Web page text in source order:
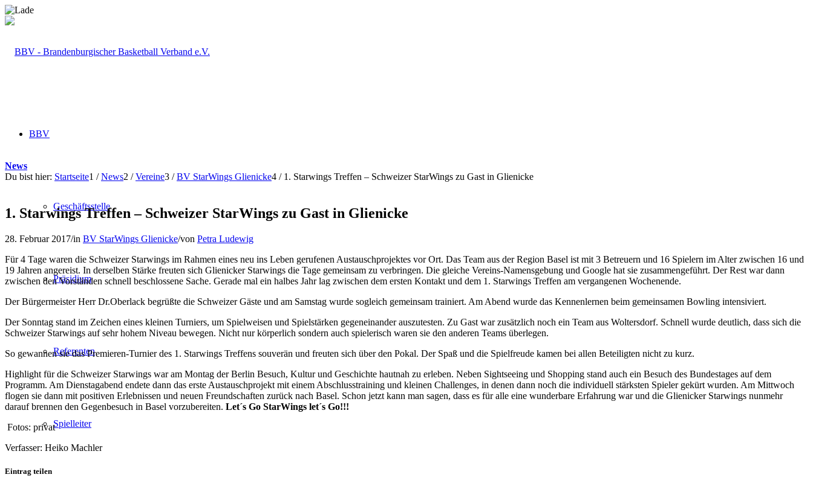
BBV
Geschäftsstelle
Präsidium
Referenten
Spielleiter
News
Du bist hier: Startseite1 / News2 / Vereine3 / BV StarWings Glienicke4 / 1. Starwings Treffen – Schweizer StarWings zu Gast in Glienicke
1. Starwings Treffen – Schweizer StarWings zu Gast in Glienicke
28. Februar 2017/in BV StarWings Glienicke/von Petra Ludewig
Für 4 Tage waren die Schweizer Starwings im Rahmen eines neu ins Leben gerufenen Austauschprojektes vor Ort. Das Team aus der Region Basel ist mit 3 Betreuern und 16 Spielern im Alter zwischen 16 und
19 Jahren angereist. In derselben Stärke freuten sich Glienicker Starwings die Tage gemeinsam zu verbringen. Die gleiche Vereins-Namensgebung und Google hat sie zusammengeführt. Der Rest war dann
zwischen den Vorständen schnell beschlossene Sache. Gerade mal ein halbes Jahr lag zwischen dem ersten Kontakt und dem 1. Starwings Treffen am vergangenen Wochenende.
Der Bürgermeister Herr Dr.Oberlack begrüßte die Schweizer Gäste und am Samstag wurde sogleich gemeinsam trainiert. Am Abend wurde das Kennenlernen beim gemeinsamen Bowling intensiviert.
Der Sonntag stand im Zeichen eines kleinen Turniers, um Spielweisen und Spielstärken gegeneinander auszutesten. Zu Gast war zusätzlich noch ein Team aus Woltersdorf. Schnell wurde deutlich, dass sich die
Schweizer Starwings auf sehr hohem Niveau bewegen. Nicht nur körperlich sondern auch spielerisch waren sie den anderen Teams überlegen.
So gewannen sie das Premieren-Turnier des 1. Starwings Treffens souverän und freuten sich über den Pokal. Der Spaß und die Spielfreude kamen bei allen Beteiligten nicht zu kurz.
Highlight für die Schweizer Starwings war am Montag der Berlin Besuch, Kultur und Geschichte hautnah zu erleben. Neben Sightseeing und Shopping stand auch ein Besuch des Bundestages auf dem
Programm. Am Dienstagabend endete dann das erste Austauschprojekt mit einem Abschlusstraining und kleinen Challenges, in denen dann noch die individuell stärksten Spieler gekürt wurden. Am Mittwoch
flogen sie dann mit positiven Erlebnissen und neuen Freundschaften zurück nach Basel. Schon jetzt kann man sagen, dass es für alle eine wunderbare Erfahrung war und die Glienicker Starwings nunmehr
darauf brennen den Gegenbesuch in Basel vorzubereiten. Let´s Go StarWings let´s Go!!!
Fotos: privat
Verfasser: Heiko Machler
Eintrag teilen